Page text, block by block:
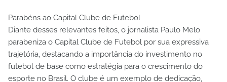
Parabéns ao Capital Clube de Futebol
Diante desses relevantes feitos, o jornalista Paulo Melo
parabeniza o Capital Clube de Futebol por sua expressiva
trajetória, destacando a importância do investimento no
futebol de base como estratégia para o crescimento do
esporte no Brasil. O clube é um exemplo de dedicação,